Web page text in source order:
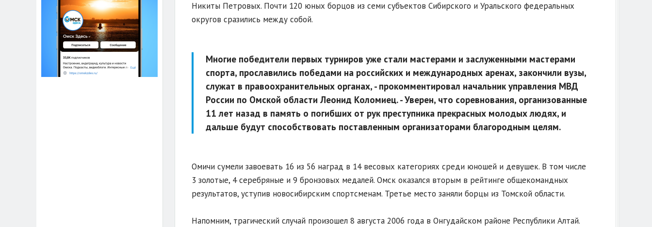
Никиты Петровых. Почти 120 юных борцов из семи субъектов Сибирского и Уральского федеральных
округов сразились между собой.
Многие победители первых турниров уже стали мастерами и заслуженными мастерами
спорта, прославились победами на российских и международных аренах, закончили вузы,
служат в правоохранительных органах, - прокомментировал начальник управления МВД
России по Омской области Леонид Коломиец. - Уверен, что соревнования, организованные
11 лет назад в память о погибших от рук преступника прекрасных молодых людях, и
дальше будут способствовать поставленным организаторами благородным целям.
Омичи сумели завоевать 16 из 56 наград в 14 весовых категориях среди юношей и девушек. В том числе
3 золотые, 4 серебряные и 9 бронзовых медалей. Омск оказался вторым в рейтинге общекомандных
результатов, уступив новосибирским спортсменам. Третье место заняли борцы из Томской области.
Напомним, трагический случай произошел 8 августа 2006 года в Онгудайском районе Республики Алтай.